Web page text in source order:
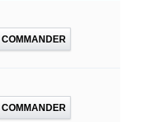
COMMANDER
COMMANDER